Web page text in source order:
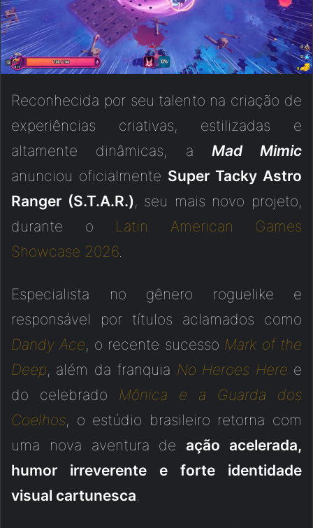
Reconhecida por seu talento na criação de
experiências criativas, estilizadas e
altamente dinâmicas, a Mad Mimic
anunciou oficialmente Super Tacky Astro
Ranger (S.T.A.R.), seu mais novo projeto,
durante o Latin American Games
Showcase 2026
Especialista no gênero roguelike e
responsável por títulos aclamados como
Dandy Ace, o recente sucesso Mark of the
Deep, além da franquia No Heroes Here e
do celebrado Mônica e a Guarda dos
Coelhos, o estúdio brasileiro retorna com
uma nova aventura de ação acelerada,
humor irreverente e forte identidade
visual cartunesca